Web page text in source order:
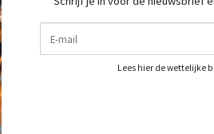
shop jou complete
E-mail
Lees hier de wettelijke